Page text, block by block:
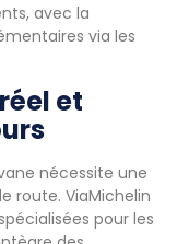
avec la
via les
et
nécessite une
route. ViaMichelin
pour les